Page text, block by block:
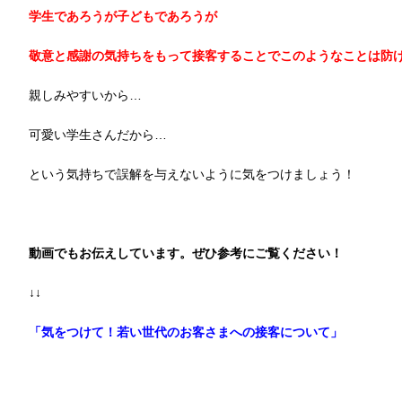
学生であろうが子どもであろうが
敬意と感謝の気持ちをもって接客することでこのようなことは防
親しみやすいから…
可愛い学生さんだから…
という気持ちで誤解を与えないように気をつけましょう！
動画でもお伝えしています。ぜひ参考にご覧ください！
↓↓
「気をつけて！若い世代のお客さまへの接客について 」